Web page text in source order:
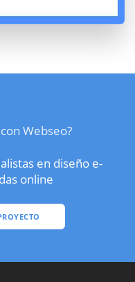
Webseo?
en diseño e-
online